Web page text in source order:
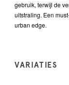
gebruik, terwijl de
uitstraling. Een
urban edge.
VARIATIES